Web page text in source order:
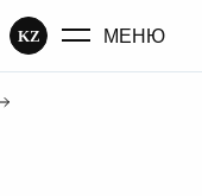
KZ МЕНЮ